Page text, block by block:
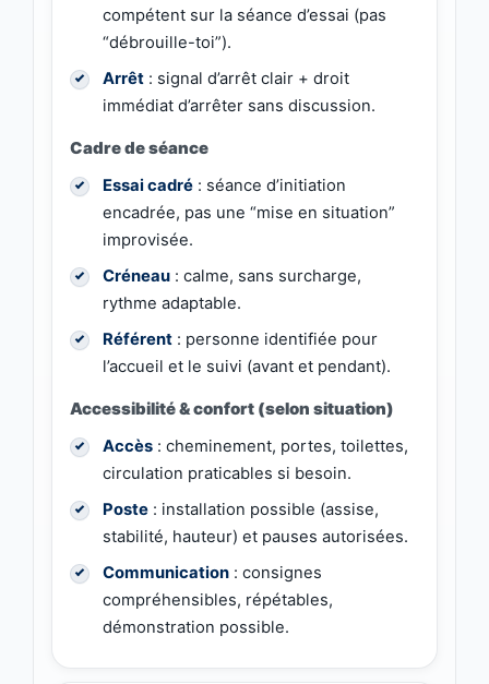
compétent sur la séance d’essai (pas
“débrouille-toi”).
Arrêt : signal d’arrêt clair + droit
immédiat d’arrêter sans discussion.
Cadre de séance
Essai cadré : séance d’initiation
encadrée, pas une “mise en situation”
improvisée.
Créneau : calme, sans surcharge,
rythme adaptable.
Référent : personne identifiée pour
l’accueil et le suivi (avant et pendant).
Accessibilité & confort (selon situation)
Accès : cheminement, portes, toilettes,
circulation praticables si besoin.
Poste : installation possible (assise,
stabilité, hauteur) et pauses autorisées.
Communication : consignes
compréhensibles, répétables,
démonstration possible.